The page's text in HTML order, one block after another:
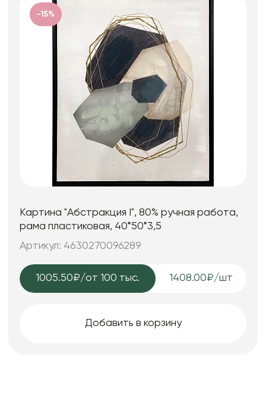
-15%
Картина "Абстракция I", 80% ручная работа,
рама пластиковая, 40*50*3,5
Артикул: 4630270096289
1005.50₽/от 100 тыс. 1408.00₽/шт
Добавить в корзину